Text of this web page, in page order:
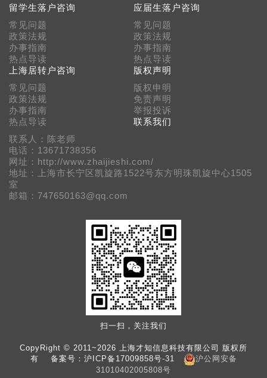
留学生落户咨询
常见问题
政策法规
办事指南
热点导读
应届生落户咨询
常见问题
政策法规
办事指南
热点导读
上海居转户咨询
常见问题
政策法规
办事指南
热点导读
版权声明
版权申明
免责声明
举报投诉
联系我们
联系人：陈老师
电话：13671738356
网址：http://www.zhaijieshi.com/
地址：上海市长宁区凯旋路1522号东方明珠凯旋中心1505
室
邮箱：747650163@qq.com
扫一扫，关注我们
CopyRight © 2011~2026 上海才知信息科技有限公司 版权所
有 备案号： 沪ICP备17009858号-31
沪公网安备
31010402005808号